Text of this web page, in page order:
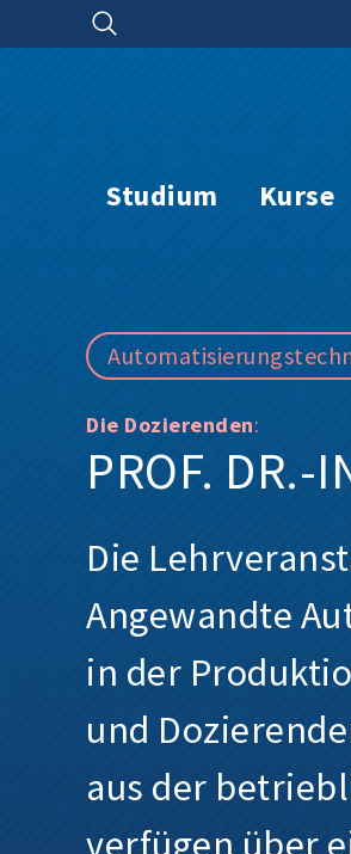
Inhalt
Studium Kurse
Die Dozierenden:
PROF. DR.-
Die
Angewandte
in der
und
aus der
verfügen über